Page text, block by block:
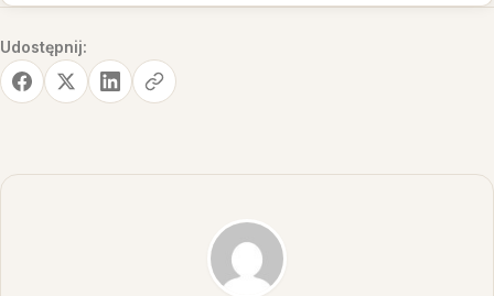
Udostępnij: